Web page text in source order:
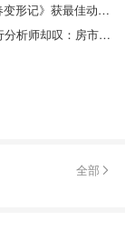
多伦多华裔女导演再次角逐奥斯卡！《青春变形记》获最佳动画片奖提名！
RBC预测加拿大房市今春将触底反弹！银行分析师却叹：房市虽回暖但房贷越还越多！
全部